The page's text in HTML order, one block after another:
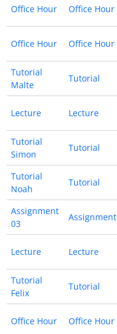
Office Hour Office Hour
Office Hour Office Hour
Tutorial
Malte
Tutorial
Lecture Lecture
Tutorial
Simon
Tutorial
Tutorial
Noah
Tutorial
Assignment
03
Assignment
Lecture Lecture
Tutorial
Felix
Tutorial
Office Hour Office Hour